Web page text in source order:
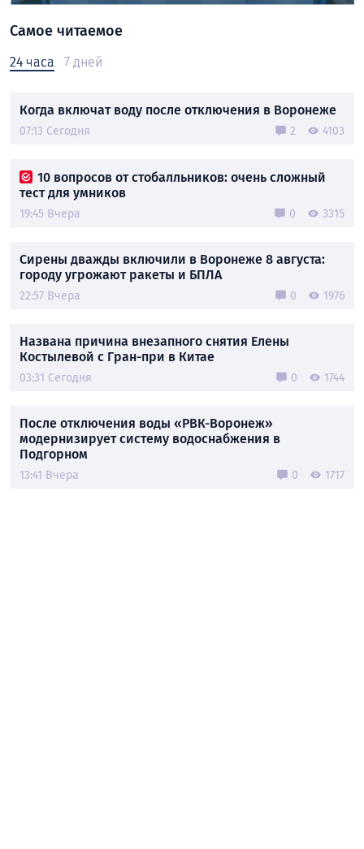
Самое читаемое
24 часа 7 дней
Когда включат воду после отключения в Воронеже
07:13 Сегодня 2 4103
10 вопросов от стобалльников: очень сложный
тест для умников
19:45 Вчера 0 3315
Сирены дважды включили в Воронеже 8 августа:
городу угрожают ракеты и БПЛА
22:57 Вчера 0 1976
Названа причина внезапного снятия Елены
Костылевой с Гран-при в Китае
03:31 Сегодня 0 1744
После отключения воды «РВК-Воронеж»
модернизирует систему водоснабжения в
Подгорном
13:41 Вчера 0 1717